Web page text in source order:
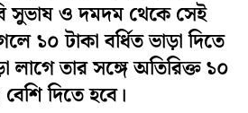
সুভাষ ও দমদম থেকে সেই
১০ টাকা বর্ধিত ভাড়া দিতে
লাগে তার সঙ্গে অতিরিক্ত ১০
বেশি দিতে হবে।